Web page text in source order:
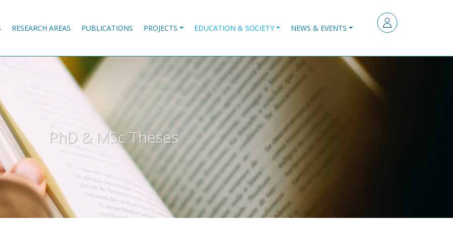
RESEARCH AREAS PUBLICATIONS PROJECTS EDUCATION & SOCIETY NEWS & EVENTS
PhD & MSc Theses